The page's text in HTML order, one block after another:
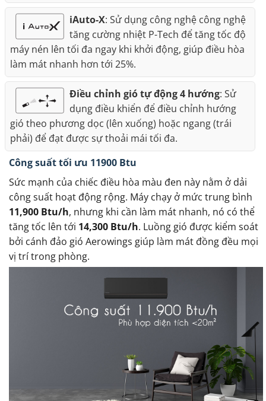
iAuto-X: Sử dụng công nghệ công nghệ
tăng cường nhiệt P-Tech để tăng tốc độ
máy nén lên tối đa ngay khi khởi động, giúp điều hòa
làm mát nhanh hơn tới 25%.
Điều chỉnh gió tự động 4 hướng: Sử
dụng điều khiển để điều chỉnh hướng
gió theo phương dọc (lên xuống) hoặc ngang (trái
phải) để đạt được sự thoải mái tối đa.
Công suất tối ưu 11900 Btu
Sức mạnh của chiếc điều hòa màu đen này nằm ở dải
công suất hoạt động rộng. Máy chạy ở mức trung bình
11,900 Btu/h, nhưng khi cần làm mát nhanh, nó có thể
tăng tốc lên tới 14,300 Btu/h. Luồng gió được kiểm soát
bởi cánh đảo gió Aerowings giúp làm mát đồng đều mọi
vị trí trong phòng.